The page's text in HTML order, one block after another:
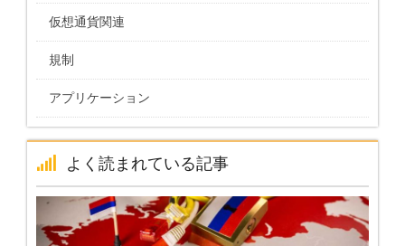
仮想通貨関連
規制
アプリケーション
よく読まれている記事